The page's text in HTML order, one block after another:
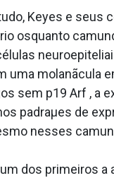
Keyes e seus
osquanto
uma molanãcula
sem p19 Arf , a
padraµes de
nesses
dos primeiros